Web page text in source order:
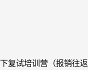
复试培训营（报销往返